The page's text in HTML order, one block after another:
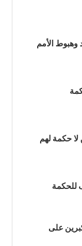
الأمم
حكمة لهم
للحكمة
على